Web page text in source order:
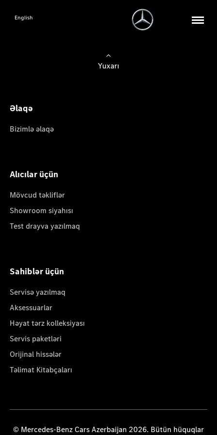
English
Yuxarı
Əlaqə
Bizimlə əlaqə
Alıcılar üçün
Mövcud təkliflər
Showroom siyahısı
Test drayva yazılmaq
Sahiblər üçün
Servisə yazılmaq
Aksessuarlar
Həyat tərz kolleksiyası
Servis paketləri
Orijinal hissələr
Təlimat Kitabçaları
© Mercedes-Benz Cars Azerbaijan 2026. Bütün hüquqlar